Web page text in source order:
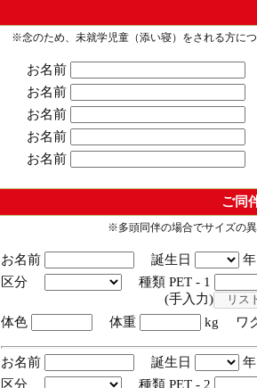
※念のため、未就学児童（添い寝）をされる方に
お名前
お名前
お名前
お名前
お名前
ご同
※多頭同伴の場合でサイズの
お名前 誕生日
区分
種類 PET - 1
(手入力)
体色
体重 kg ワ
お名前 誕生日
区分
種類 PET - 2